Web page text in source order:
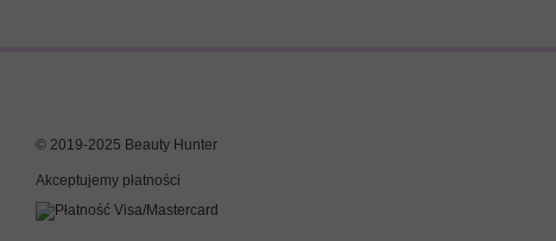
© 2019-2025 Beauty Hunter
Akceptujemy płatności